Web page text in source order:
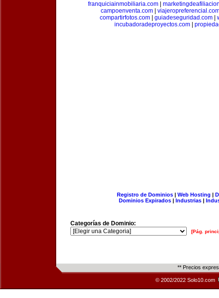
franquiciainmobiliaria.com
campoenventa.com
compartirfotos.com| guiadeseguridad.com|
incubadoradeproyectos.com
Registro de Dominios| Web Hosting |
Dominios Expirados | Industrias |
Categorías de Dominio:
[Pág.
** Precios
© 2002/2022 Solo10.com